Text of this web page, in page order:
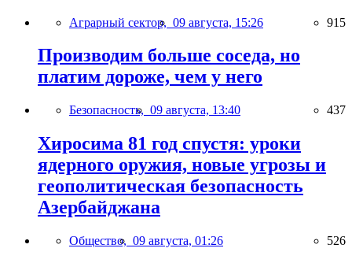
Аграрный сектор, 09 августа, 15:26 915
Производим больше соседа, но
платим дороже, чем у него
Безопасность, 09 августа, 13:40 437
Хиросима 81 год спустя: уроки
ядерного оружия, новые угрозы и
геополитическая безопасность
Азербайджана
Общество, 09 августа, 01:26 526